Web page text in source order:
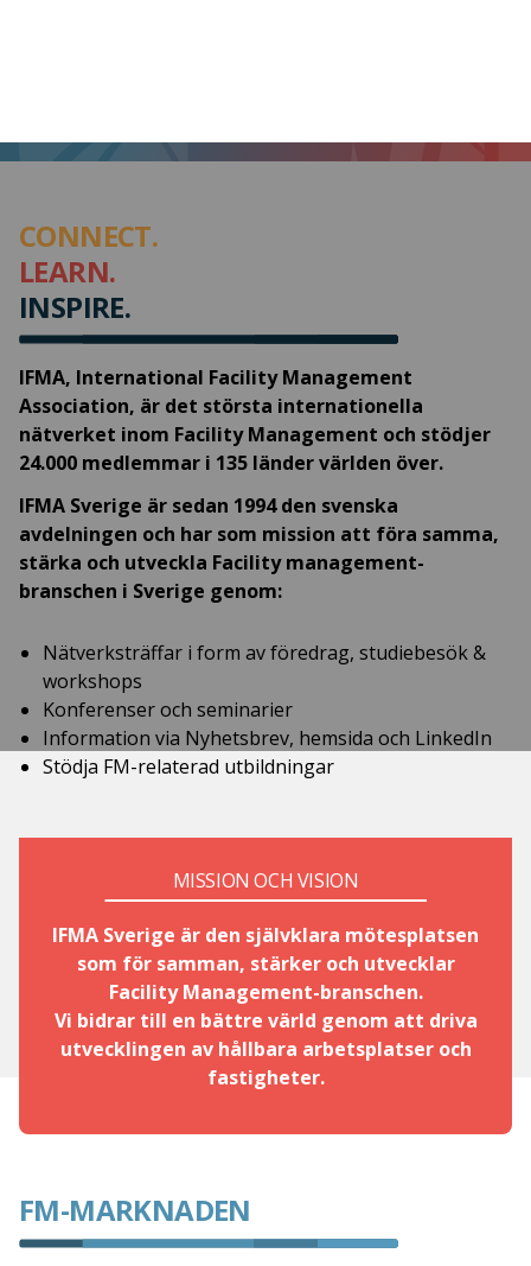
CONNECT.
LEARN.
INSPIRE.
IFMA, International Facility Management
Association, är det största internationella
nätverket inom Facility Management och stödjer
24.000 medlemmar i 135 länder världen över.
IFMA Sverige är sedan 1994 den svenska
avdelningen och har som mission att föra samma,
stärka och utveckla Facility management-
branschen i Sverige genom:
Nätverksträffar i form av föredrag, studiebesök &
workshops
Konferenser och seminarier
Information via Nyhetsbrev, hemsida och LinkedIn
Stödja FM-relaterad utbildningar
MISSION OCH VISION
​IFMA Sverige är den självklara mötesplatsen
som för samman, stärker och utvecklar
Facility Management-branschen.
Vi bidrar till en bättre värld genom att driva
utvecklingen av hållbara arbetsplatser och
fastigheter.
FM-MARKNADEN